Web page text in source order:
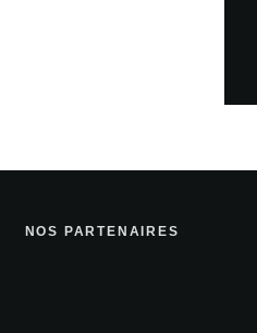
NOS PARTENAIRES